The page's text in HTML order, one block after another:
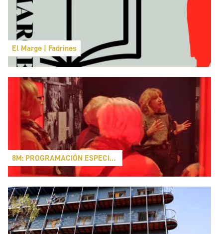
El Marge | Fadrines
8M: PROGRAMACIÓN ESPECIAL FADRINES